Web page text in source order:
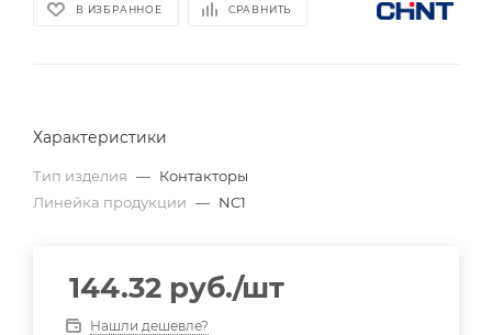
В ИЗБРАННОЕ СРАВНИТЬ
Характеристики
Тип изделия — Контакторы
Линейка продукции — NC1
144.32 руб./шт
Нашли дешевле?